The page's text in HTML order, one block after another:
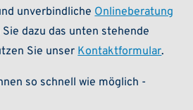
unverbindliche Onlineberatung
dazu das unten stehende
Sie unser Kontaktformular.
so schnell wie möglich -